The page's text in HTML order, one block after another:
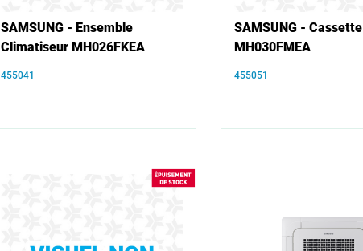
SAMSUNG - Ensemble
Climatiseur MH026FKEA
455041
SAMSUNG - Cassette
MH030FMEA
455051